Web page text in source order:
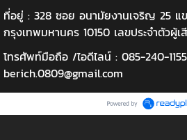
ที่อยู่ : 328 ซอย อนามัยงานเจริญ 25 แ
กรุงเทพมหานคร 10150 เลขประจำตัวผู้เ
โทรศัพท์มือถือ /ไอดีไลน์ : 085-240-
berich.0809@gmail.com